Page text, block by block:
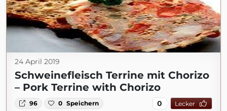
24 April 2019
Schweinefleisch Terrine mit Chorizo
– Pork Terrine with Chorizo
96 0 Speichern 0 Lecker